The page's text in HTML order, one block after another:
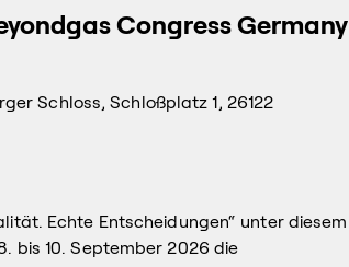
Congress Germany
Schloss, Schloßplatz 1, 26122
Echte Entscheidungen“ unter diesem
bis 10. September 2026 die